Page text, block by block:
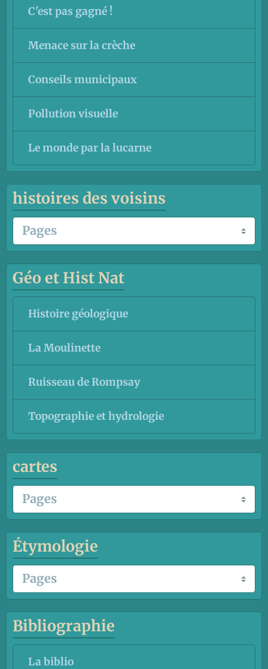
C'est pas gagné !
Menace sur la crèche
Conseils municipaux
Pollution visuelle
Le monde par la lucarne
histoires des voisins
Géo et Hist Nat
Histoire géologique
La Moulinette
Ruisseau de Rompsay
Topographie et hydrologie
cartes
Étymologie
Bibliographie
La biblio